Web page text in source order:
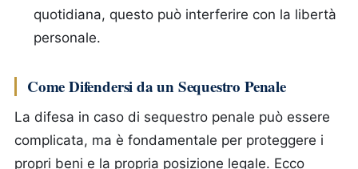
quotidiana, questo può interferire con la libertà
personale.
Come Difendersi da un Sequestro Penale
La difesa in caso di sequestro penale può essere
complicata, ma è fondamentale per proteggere i
propri beni e la propria posizione legale. Ecco